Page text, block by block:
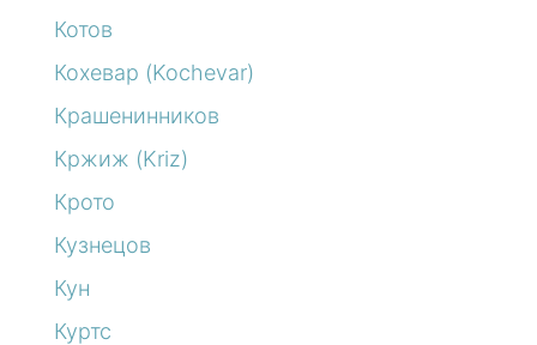
Котов
Кохевар (Kochevar)
Крашенинников
Кржиж (Kriz)
Крото
Кузнецов
Кун
Куртс